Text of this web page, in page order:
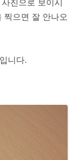
찍으면 잘 안나오
니다.